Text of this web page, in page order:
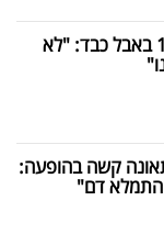
יעקב ברדוגו וערוץ 14 באבל כבד: "לא
קשה בהופעה:
דם"